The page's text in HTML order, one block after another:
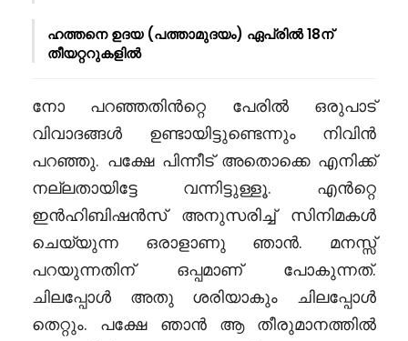
ഹത്തനെ ഉദയ (പത്താമുദയം) ഏപ്രിൽ 18ന്
തീയറ്ററുകളിൽ
നോ പറഞ്ഞതിൻറ്റെ പേരിൽ ഒരുപാട്
വിവാദങ്ങൾ ഉണ്ടായിട്ടുണ്ടെന്നും നിവിൻ
പറഞ്ഞു. പക്ഷേ പിന്നീട് അതൊക്കെ എനിക്ക്
നല്ലതായിട്ടേ വന്നിട്ടുള്ളൂ. എൻറ്റെ
ഇൻഹിബിഷൻസ് അനുസരിച്ച് സിനിമകൾ
ചെയ്യുന്ന ഒരാളാണു ഞാൻ. മനസ്സ്
പറയുന്നതിന് ഒപ്പമാണ് പോകുന്നത്.
ചിലപ്പോൾ അതു ശരിയാകും ചിലപ്പോൾ
തെറ്റും. പക്ഷേ ഞാൻ ആ തീരുമാനത്തിൽ